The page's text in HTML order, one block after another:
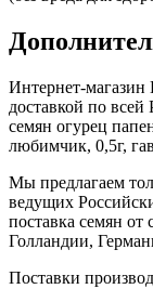
Интернет-магазин
доставкой по
семян огурец
любимчик, 0,5г,
Мы предлагаем
ведущих
поставка семян
Голландии,
Поставки